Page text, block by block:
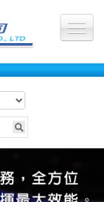
維修照片